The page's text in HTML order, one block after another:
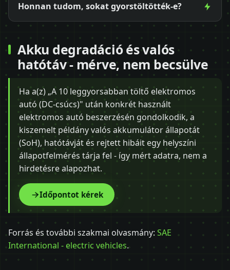
Honnan tudom, sokat gyorstöltötték-e?
Akku degradáció és valós
hatótáv - mérve, nem becsülve
Ha a(z) „A 10 leggyorsabban töltő elektromos
autó (DC-csúcs)" után konkrét használt
elektromos autó beszerzésén gondolkodik, a
kiszemelt példány valós akkumulátor állapotát
(SoH), hatótávját és rejtett hibáit egy helyszíni
állapotfelmérés tárja fel - így mért adatra, nem a
hirdetésre alapozhat.
Időpontot kérek
Forrás és további szakmai olvasmány:SAE
International - electric vehicles.